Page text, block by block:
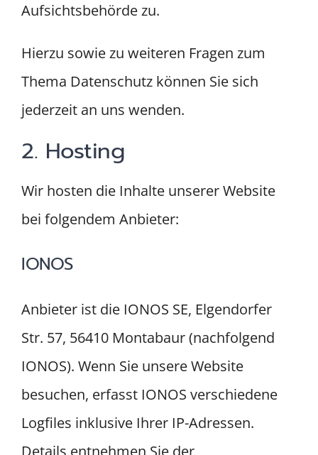
Aufsichtsbehörde zu.
Hierzu sowie zu weiteren Fragen zum
Thema Datenschutz können Sie sich
jederzeit an uns wenden.
2. Hosting
Wir hosten die Inhalte unserer Website
bei folgendem Anbieter:
IONOS
Anbieter ist die IONOS SE, Elgendorfer
Str. 57, 56410 Montabaur (nachfolgend
IONOS). Wenn Sie unsere Website
besuchen, erfasst IONOS verschiedene
Logfiles inklusive Ihrer IP-Adressen.
Details entnehmen Sie der